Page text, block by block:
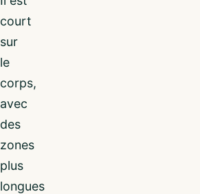
court
sur
le
corps,
avec
des
zones
plus
longues